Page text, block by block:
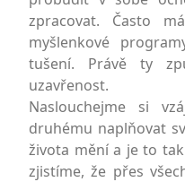
zpracovat. Často
myšlenkové
tušení. Právě ty
uzavřenost.
Naslouchejme si
druhému naplňovat
života mění a je to
zjistíme, že přes